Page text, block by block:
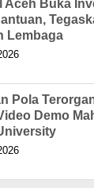
Aceh Buka
Lembaga
Pola
Demo